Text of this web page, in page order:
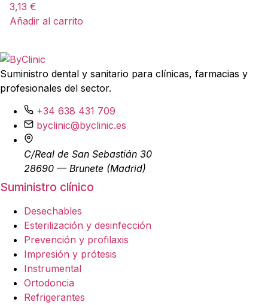
3,13 €
Añadir al carrito
Suministro dental y sanitario para clínicas, farmacias y
profesionales del sector.
+34 638 431 709
byclinic@byclinic.es
C/Real de San Sebastián 30
28690 — Brunete (Madrid)
Suministro clínico
Desechables
Esterilización y desinfección
Prevención y profilaxis
Impresión y prótesis
Instrumental
Ortodoncia
Refrigerantes